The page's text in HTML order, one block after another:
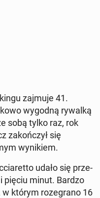
zajmuje 41.
wygodną rywalką
sobą tylko raz, rok
za­kończył się
wynikiem.
udało się prze­
pięciu minut. Bardzo
w którym roze­gra­no 16